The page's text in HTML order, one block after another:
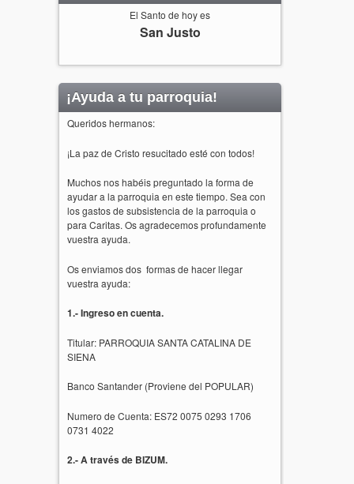
El Santo de hoy es
San Justo
¡Ayuda a tu parroquia!
Queridos hermanos:
¡La paz de Cristo resucitado esté con todos!
Muchos nos habéis preguntado la forma de
ayudar a la parroquia en este tiempo. Sea con
los gastos de subsistencia de la parroquia o
para Caritas. Os agradecemos profundamente
vuestra ayuda.
Os enviamos dos formas de hacer llegar
vuestra ayuda:
1.- Ingreso en cuenta.
Titular: PARROQUIA SANTA CATALINA DE
SIENA
Banco Santander (Proviene del POPULAR)
Numero de Cuenta: ES72 0075 0293 1706
0731 4022
2.- A través de BIZUM.